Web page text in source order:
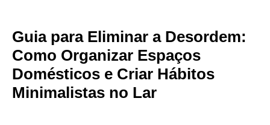
Guia para Eliminar a Desordem:
Como Organizar Espaços
Domésticos e Criar Hábitos
Minimalistas no Lar